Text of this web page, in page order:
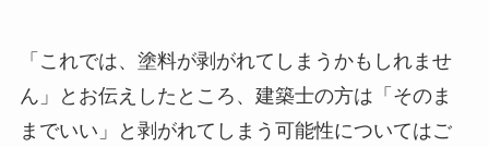
「これでは、塗料が剥がれてしまうかもしれませ
ん」とお伝えしたところ、建築士の方は「そのま
までいい」と剥がれてしまう可能性についてはご